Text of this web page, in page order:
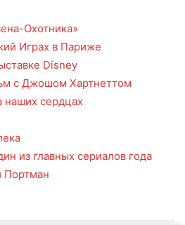
Охотника»
Играх в Париже
Disney
с Джошом Хартнеттом
наших сердцах
из главных сериалов года
Портман